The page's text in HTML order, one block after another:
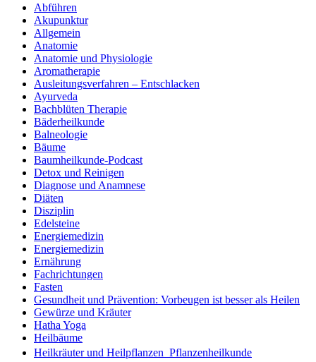
Abführen
Akupunktur
Allgemein
Anatomie
Anatomie und Physiologie
Aromatherapie
Ausleitungsverfahren – Entschlacken
Ayurveda
Bachblüten Therapie
Bäderheilkunde
Balneologie
Bäume
Baumheilkunde-Podcast
Detox und Reinigen
Diagnose und Anamnese
Diäten
Disziplin
Edelsteine
Energiemedizin
Energiemedizin
Ernährung
Fachrichtungen
Fasten
Gesundheit und Prävention: Vorbeugen ist besser als Heilen
Gewürze und Kräuter
Hatha Yoga
Heilbäume
Heilkräuter und Heilpflanzen  Pflanzenheilkunde